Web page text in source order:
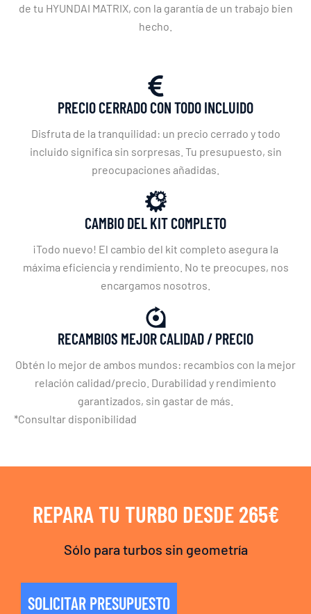
de tu HYUNDAI MATRIX, con la garantía de un trabajo bien
hecho.
PRECIO CERRADO CON TODO INCLUIDO
Disfruta de la tranquilidad: un precio cerrado y todo
incluido significa sin sorpresas. Tu presupuesto, sin
preocupaciones añadidas.
CAMBIO DEL KIT COMPLETO
¡Todo nuevo! El cambio del kit completo asegura la
máxima eficiencia y rendimiento. No te preocupes, nos
encargamos nosotros.
RECAMBIOS MEJOR CALIDAD / PRECIO
Obtén lo mejor de ambos mundos: recambios con la mejor
relación calidad/precio. Durabilidad y rendimiento
garantizados, sin gastar de más.
*Consultar disponibilidad
REPARA TU TURBO DESDE 265€
Sólo para turbos sin geometría
SOLICITAR PRESUPUESTO